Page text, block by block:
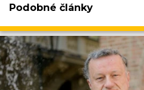
Podobné články